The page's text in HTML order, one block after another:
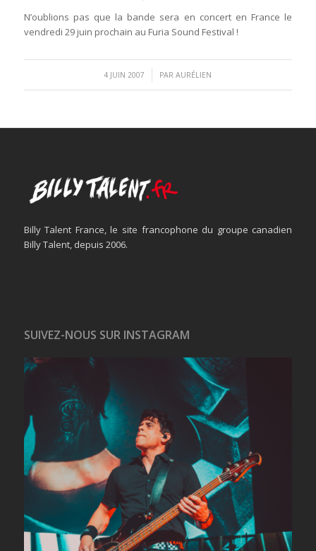
N’oublions pas que la bande sera en concert en France le
vendredi 29 juin prochain au Furia Sound Festival !
4 JUIN 2007
/ PARAURÉLIEN
Billy Talent France, le site francophone du groupe canadien
Billy Talent, depuis 2006.
SUIVEZ-NOUS SUR INSTAGRAM